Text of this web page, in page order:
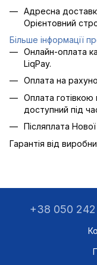
Адресна
Орієнтовний
Більше інформації
Онлайн-оплата
LiqPay.
Оплата на
Оплата готівкою
доступний під
Післяплата
Гарантія від
+38 050